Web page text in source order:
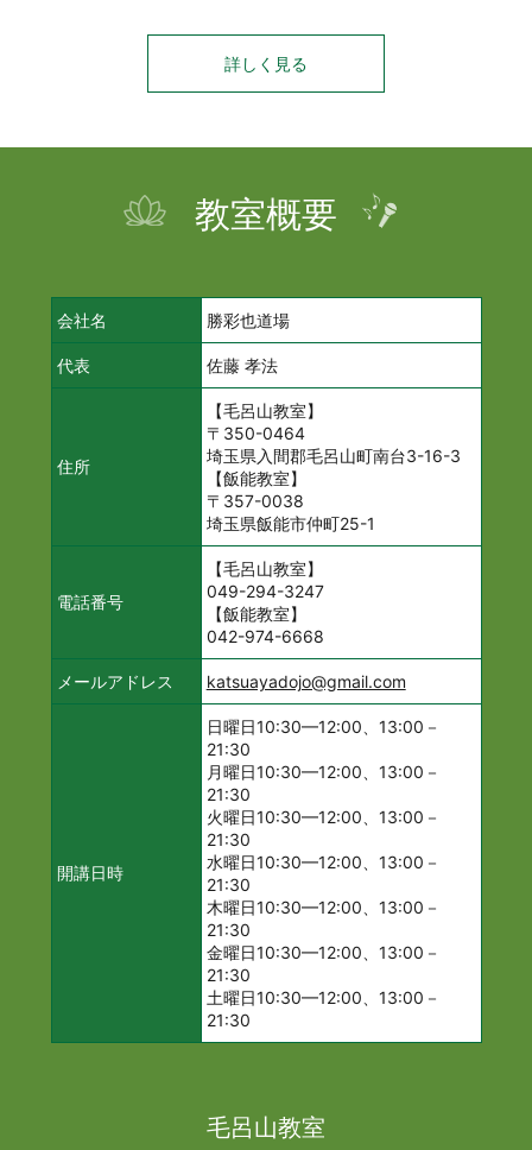
詳しく見る
教室概要
会社名 勝彩也道場
代表 佐藤 孝法
住所
【毛呂山教室】
〒350-0464
埼玉県入間郡毛呂山町南台3-16-3
【飯能教室】
〒357-0038
埼玉県飯能市仲町25-1
電話番号
【毛呂山教室】
049-294-3247
【飯能教室】
042-974-6668
メールアドレス katsuayadojo@gmail.com
開講日時
日曜日10:30—12:00、13:00－
21:30
月曜日10:30—12:00、13:00－
21:30
火曜日10:30—12:00、13:00－
21:30
水曜日10:30—12:00、13:00－
21:30
木曜日10:30—12:00、13:00－
21:30
金曜日10:30—12:00、13:00－
21:30
土曜日10:30—12:00、13:00－
21:30
毛呂山教室